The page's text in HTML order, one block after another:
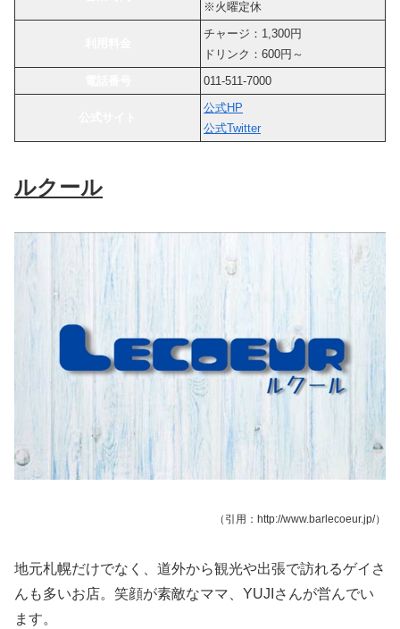
※火曜定休
チャージ：1,300円
ドリンク：600円～
011-511-7000
公式HP
公式Twitter
ルクール
（引用：http://www.barlecoeur.jp/）
地元札幌だけでなく、道外から観光や出張で訪れるゲイさ
んも多いお店。笑顔が素敵なママ、YUJIさんが営んでい
ます。